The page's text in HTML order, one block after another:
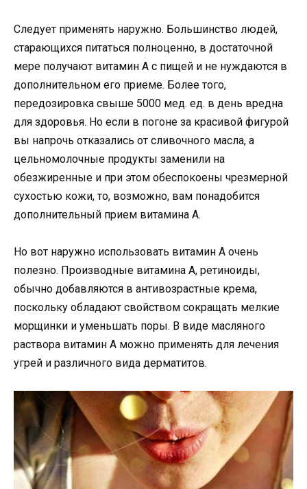
Следует применять наружно. Большинство людей,
старающихся питаться полноценно, в достаточной
мере получают витамин А с пищей и не нуждаются в
дополнительном его приеме. Более того,
передозировка свыше 5000 мед. ед. в день вредна
для здоровья. Но если в погоне за красивой фигурой
вы напрочь отказались от сливочного масла, а
цельномолочные продукты заменили на
обезжиренные и при этом обеспокоены чрезмерной
сухостью кожи, то, возможно, вам понадобится
дополнительный прием витамина А.
Но вот наружно использовать витамин А очень
полезно. Производные витамина А, ретиноиды,
обычно добавляются в антивозрастные крема,
поскольку обладают свойством сокращать мелкие
морщинки и уменьшать поры. В виде масляного
раствора витамин А можно применять для лечения
угрей и различного вида дерматитов.